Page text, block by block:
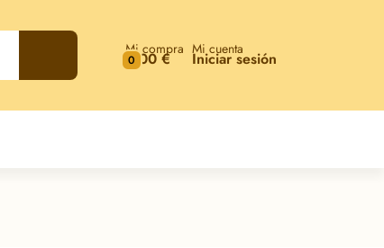
0
Mi compra
0,00 € Mi cuenta
Iniciar sesión